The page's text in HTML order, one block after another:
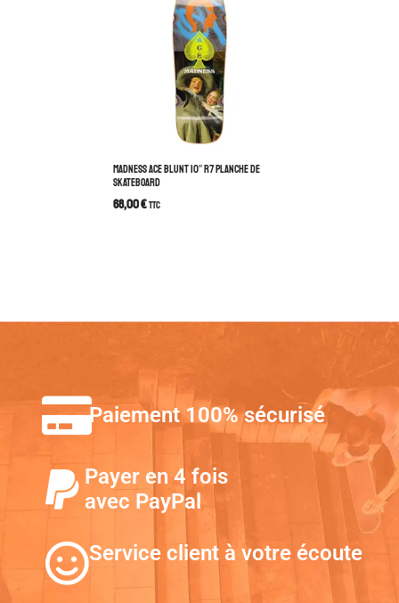
MADNESS ACE BLUNT 10″ R7 PLANCHE DE
SKATEBOARD
68,00€TTC
Paiement 100% sécurisé
Payer en 4 fois
avec PayPal
Service client à votre écoute